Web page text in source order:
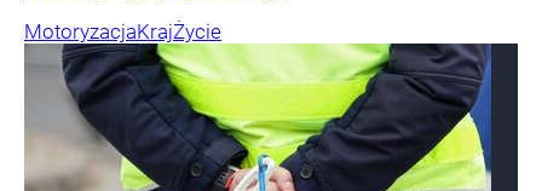
MotoryzacjaKrajŻycie